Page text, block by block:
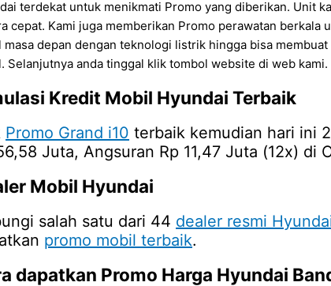
terdekat untuk menikmati Promo yang diberikan. Unit
cepat. Kami juga memberikan Promo perawatan berkala
masa depan dengan teknologi listrik hingga bisa
Selanjutnya anda tinggal klik tombol website di web
Kredit Mobil Hyundai Terbaik
Promo Grand i10 terbaik kemudian hari ini
Juta, Angsuran Rp 11,47 Juta (12x) di
Mobil Hyundai
salah satu dari 44 dealer resmi
promo mobil terbaik.
dapatkan Promo Harga Hyundai